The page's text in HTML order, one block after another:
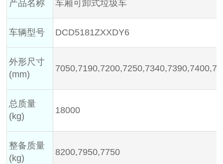
产品名称 车厢可卸式垃圾车
车辆型号 DCD5181ZXXDY6
外形尺寸
(mm)
总质量
(kg)
18000
整备质量
(kg)
8200,7950,7750